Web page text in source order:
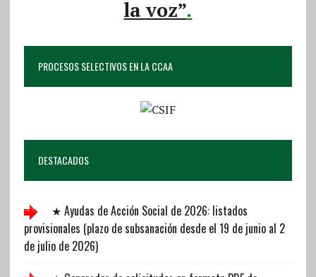
la voz”.
PROCESOS SELECTIVOS EN LA CCAA
DESTACADOS
★ Ayudas de Acción Social de 2026: listados
provisionales (plazo de subsanación desde el 19 de junio al 2
de julio de 2026)